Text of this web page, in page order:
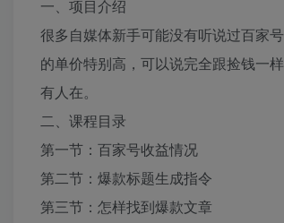
一、项目介绍
很多自媒体新手可能没有听说过百家
的单价特别高，可以说完全跟捡钱一
有人在。
二、课程目录
第一节：百家号收益情况
第二节：爆款标题生成指令
第三节：怎样找到爆款文章